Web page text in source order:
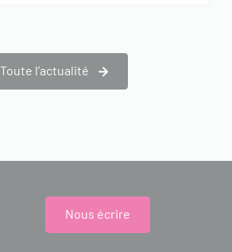
Toute l’actualité
Nous écrire